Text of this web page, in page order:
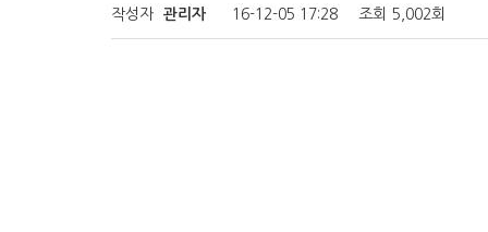
작성자 관리자 16-12-05 17:28 조회 5,002회